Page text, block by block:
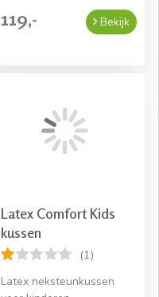
119,- Bekijk
Latex Comfort Kids
kussen
(1)
Latex neksteunkussen